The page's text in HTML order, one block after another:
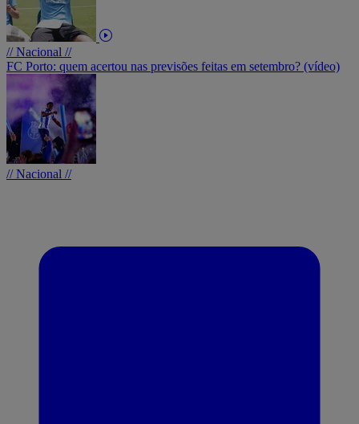
// Nacional //
FC Porto: quem acertou nas previsões feitas em setembro? (vídeo)
// Nacional //